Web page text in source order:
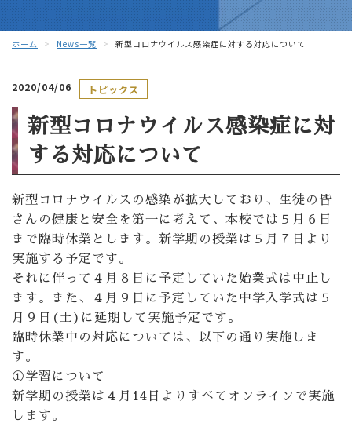
ホーム News一覧 新型コロナウイルス感染症に対する対応について
2020/04/06 トピックス
新型コロナウイルス感染症に対
する対応について
新型コロナウイルスの感染が拡大しており、生徒の皆
さんの健康と安全を第一に考えて、本校では５月６日
まで臨時休業とします。新学期の授業は５月７日より
実施する予定です。
それに伴って４月８日に予定していた始業式は中止し
ます。また、４月９日に予定していた中学入学式は５
月９日(土)に延期して実施予定です。
臨時休業中の対応については、以下の通り実施しま
す。
①学習について
新学期の授業は４月14日よりすべてオンラインで実施
します。